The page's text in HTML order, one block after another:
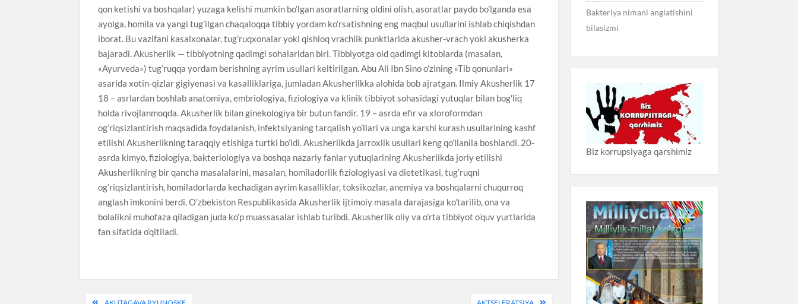
qon ketishi va boshqalar) yuzaga kelishi mumkin bo’lgan asoratlarning oldini olish, asoratlar paydo bo’lganda esa
ayolga, homila va yangi tug’ilgan chaqaloqqa tibbiy yordam ko’rsatishning eng maqbul usullarini ishlab chiqishdan
iborat. Bu vazifani kasalxonalar, tug’ruqxonalar yoki qishloq vrachlik punktlarida akusher-vrach yoki akusherka
bajaradi. Akusherlik — tibbiyotning qadimgi sohalaridan biri. Tibbiyotga oid qadimgi kitoblarda (masalan,
«Ayurveda») tug’ruqqa yordam berishning ayrim usullari keltirilgan. Abu Ali Ibn Sino o’zining «Tib qonunlari»
asarida xotin-qizlar gigiyenasi va kasalliklariga, jumladan Akusherlikka alohida bob ajratgan. Ilmiy Akusherlik 17
18 – asrlardan boshlab anatomiya, embriologiya, fiziologiya va klinik tibbiyot sohasidagi yutuqlar bilan bog’liq
holda rivojlanmoqda. Akusherlik bilan ginekologiya bir butun fandir. 19 – asrda efir va xloroformdan
og’riqsizlantirish maqsadida foydalanish, infektsiyaning tarqalish yo’llari va unga karshi kurash usullarining kashf
etilishi Akusherlikning taraqqiy etishiga turtki bo’ldi. Akusherlikda jarroxlik usullari keng qo’llanila boshlandi. 20-
asrda kimyo, fiziologiya, bakteriologiya va boshqa nazariy fanlar yutuqlarining Akusherlikda joriy etilishi
Akusherlikning bir qancha masalalarini, masalan, homiladorlik fiziologiyasi va dietetikasi, tug’ruqni
og’riqsizlantirish, homiladorlarda kechadigan ayrim kasalliklar, toksikozlar, anemiya va boshqalarni chuqurroq
anglash imkonini berdi. O’zbekiston Respublikasida Akusherlik ijtimoiy masala darajasiga ko’tarilib, ona va
bolalikni muhofaza qiladigan juda ko’p muassasalar ishlab turibdi. Akusherlik oliy va o’rta tibbiyot o’quv yurtlarida
fan sifatida o’qitiladi.
Bakteriya nimani anglatishini
bilasizmi
Biz korrupsiyaga qarshimiz